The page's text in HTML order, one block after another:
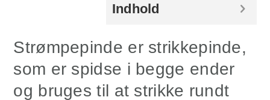
Indhold
Strømpepinde er strikkepinde,
som er spidse i begge ender
og bruges til at strikke rundt